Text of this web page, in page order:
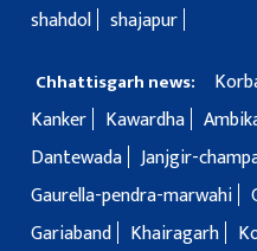
shahdol shajapur
Chhattisgarh news:
Kanker
Kawardha
Dantewada Janjgir-
Gaurella-pendra-marwahi
Gariaband
Khairagarh